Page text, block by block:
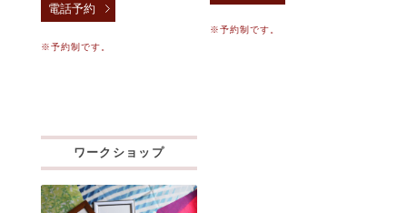
電話予約
※予約制です。
※予約制です。
ワークショップ